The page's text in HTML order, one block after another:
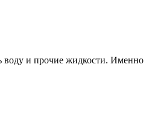
воду и прочие жидкости.